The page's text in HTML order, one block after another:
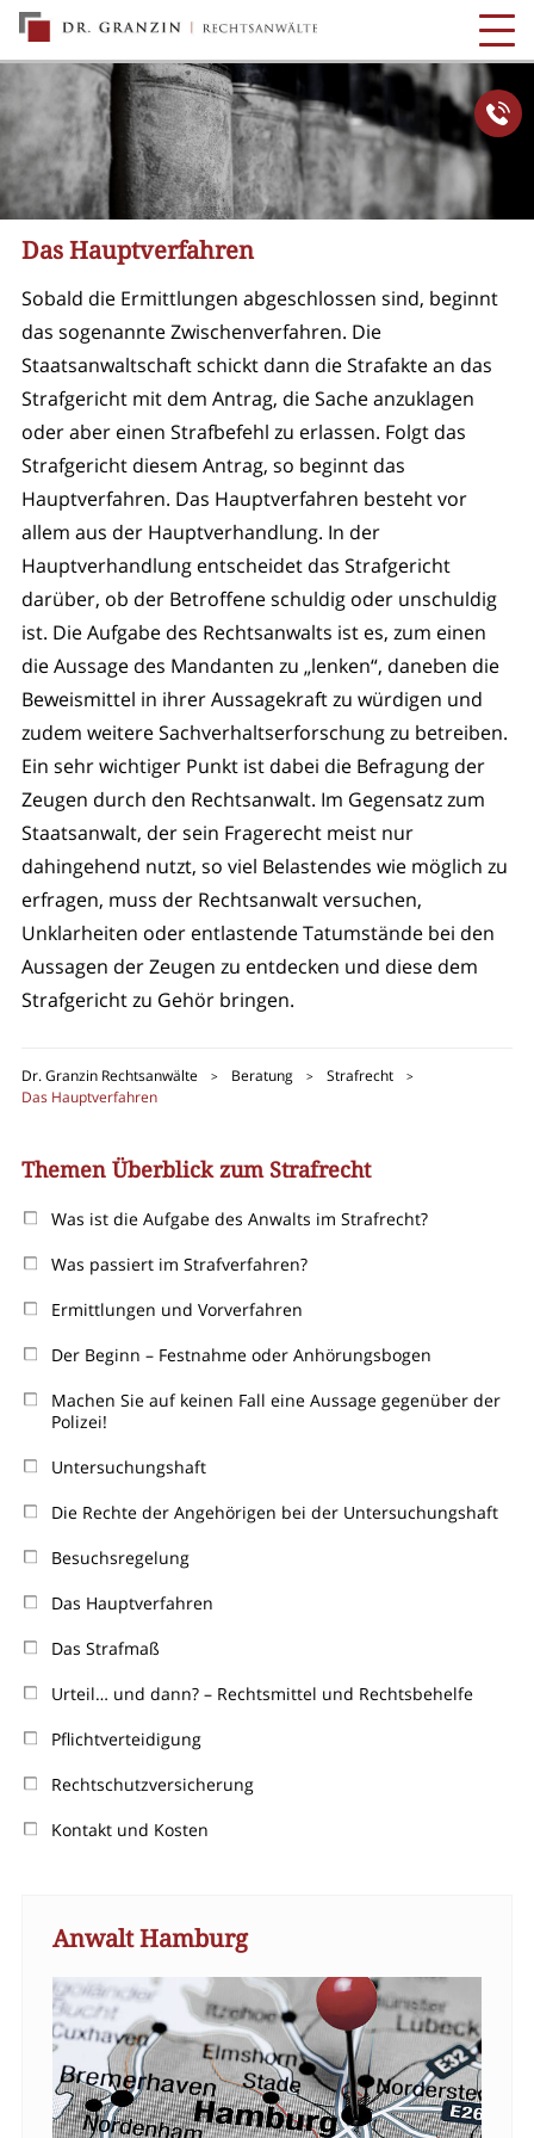
Das Hauptverfahren
Sobald die Ermittlungen abgeschlossen sind, beginnt
das sogenannte Zwischenverfahren. Die
Staatsanwaltschaft schickt dann die Strafakte an das
Strafgericht mit dem Antrag, die Sache anzuklagen
oder aber einen Strafbefehl zu erlassen. Folgt das
Strafgericht diesem Antrag, so beginnt das
Hauptverfahren. Das Hauptverfahren besteht vor
allem aus der Hauptverhandlung. In der
Hauptverhandlung entscheidet das Strafgericht
darüber, ob der Betroffene schuldig oder unschuldig
ist. Die Aufgabe des Rechtsanwalts ist es, zum einen
die Aussage des Mandanten zu „lenken“, daneben die
Beweismittel in ihrer Aussagekraft zu würdigen und
zudem weitere Sachverhaltserforschung zu betreiben.
Ein sehr wichtiger Punkt ist dabei die Befragung der
Zeugen durch den Rechtsanwalt. Im Gegensatz zum
Staatsanwalt, der sein Fragerecht meist nur
dahingehend nutzt, so viel Belastendes wie möglich zu
erfragen, muss der Rechtsanwalt versuchen,
Unklarheiten oder entlastende Tatumstände bei den
Aussagen der Zeugen zu entdecken und diese dem
Strafgericht zu Gehör bringen.
Dr. Granzin Rechtsanwälte > Beratung > Strafrecht >
Das Hauptverfahren
Themen Überblick zum Strafrecht
Was ist die Aufgabe des Anwalts im Strafrecht?
Was passiert im Strafverfahren?
Ermittlungen und Vorverfahren
Der Beginn – Festnahme oder Anhörungsbogen
Machen Sie auf keinen Fall eine Aussage gegenüber der
Polizei!
Untersuchungshaft
Die Rechte der Angehörigen bei der Untersuchungshaft
Besuchsregelung
Das Hauptverfahren
Das Strafmaß
Urteil… und dann? – Rechtsmittel und Rechtsbehelfe
Pflichtverteidigung
Rechtschutzversicherung
Kontakt und Kosten
Anwalt Hamburg